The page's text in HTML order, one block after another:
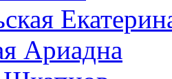
Ариадна